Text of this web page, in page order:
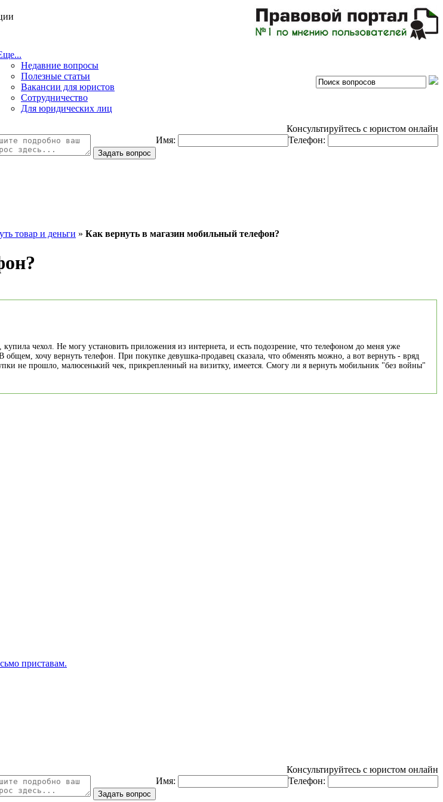
Недавние вопросы
Полезные статьи
Вакансии для юристов
Сотрудничество
Для юридических лиц
Консультируйтесь с юристом онлайн
Имя:
Телефон:
товар и деньги » Как вернуть в магазин мобильный телефон?
чехол. Не могу установить приложения из интернета, и есть подозрение, что телефоном до меня уже
хочу вернуть телефон. При покупке девушка-продавец сказала, что обменять можно, а вот вернуть - вряд
не прошло, малюсенький чек, прикрепленный на визитку, имеется. Смогу ли я вернуть мобильник "без войны"
приставам.
Консультируйтесь с юристом онлайн
Имя:
Телефон: